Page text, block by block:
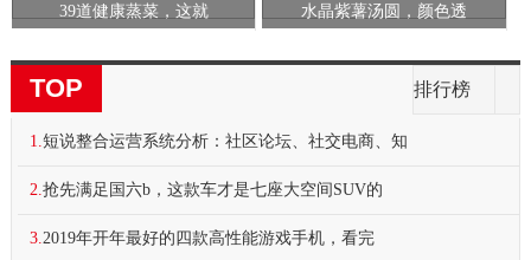
39道健康蒸菜，这就 水晶紫薯汤圆，颜色透
TOP 排行榜
1. 短说整合运营系统分析：社区论坛、社交电商、知
2. 抢先满足国六b，这款车才是七座大空间SUV的
3. 2019年开年最好的四款高性能游戏手机，看完